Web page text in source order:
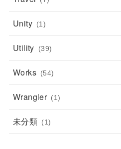
Unity (1)
Utility (39)
Works (54)
Wrangler (1)
未分類 (1)